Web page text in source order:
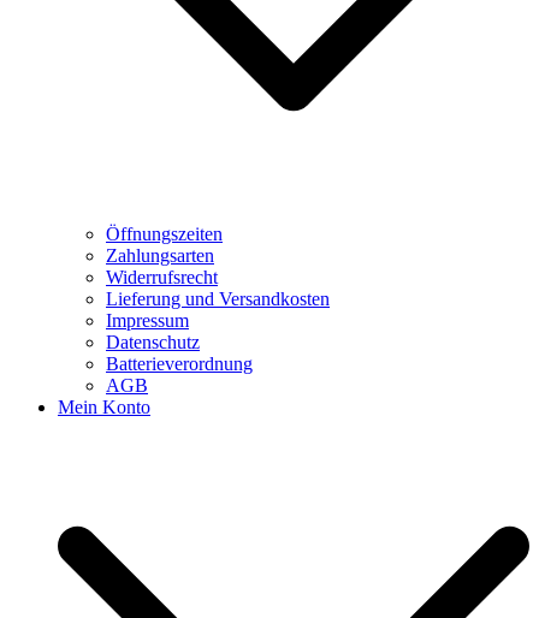
Öffnungszeiten
Zahlungsarten
Widerrufsrecht
Lieferung und Versandkosten
Impressum
Datenschutz
Batterieverordnung
AGB
Mein Konto